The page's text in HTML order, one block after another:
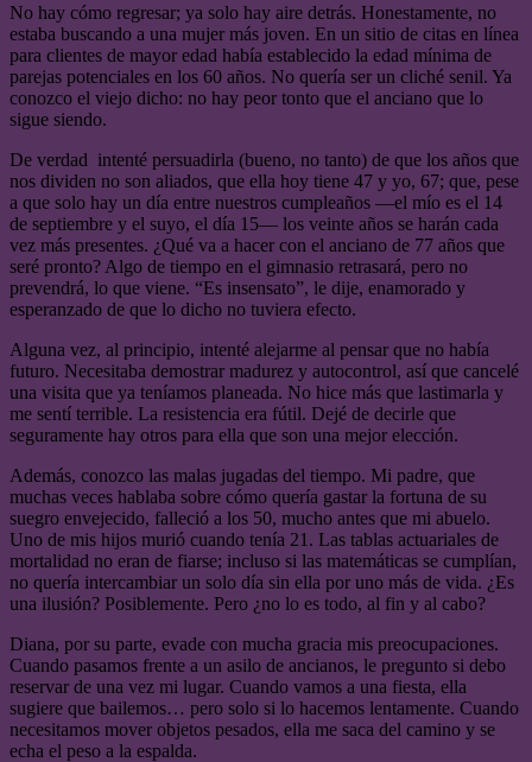
No hay cómo regresar; ya solo hay aire detrás. Honestamente, no
estaba buscando a una mujer más joven. En un sitio de citas en línea
para clientes de mayor edad había establecido la edad mínima de
parejas potenciales en los 60 años. No quería ser un cliché senil. Ya
conozco el viejo dicho: no hay peor tonto que el anciano que lo
sigue siendo.
De verdad intenté persuadirla (bueno, no tanto) de que los años que
nos dividen no son aliados, que ella hoy tiene 47 y yo, 67; que, pese
a que solo hay un día entre nuestros cumpleaños —el mío es el 14
de septiembre y el suyo, el día 15— los veinte años se harán cada
vez más presentes. ¿Qué va a hacer con el anciano de 77 años que
seré pronto? Algo de tiempo en el gimnasio retrasará, pero no
prevendrá, lo que viene. “Es insensato”, le dije, enamorado y
esperanzado de que lo dicho no tuviera efecto.
Alguna vez, al principio, intenté alejarme al pensar que no había
futuro. Necesitaba demostrar madurez y autocontrol, así que cancelé
una visita que ya teníamos planeada. No hice más que lastimarla y
me sentí terrible. La resistencia era fútil. Dejé de decirle que
seguramente hay otros para ella que son una mejor elección.
Además, conozco las malas jugadas del tiempo. Mi padre, que
muchas veces hablaba sobre cómo quería gastar la fortuna de su
suegro envejecido, falleció a los 50, mucho antes que mi abuelo.
Uno de mis hijos murió cuando tenía 21. Las tablas actuariales de
mortalidad no eran de fiarse; incluso si las matemáticas se cumplían,
no quería intercambiar un solo día sin ella por uno más de vida. ¿Es
una ilusión? Posiblemente. Pero ¿no lo es todo, al fin y al cabo?
Diana, por su parte, evade con mucha gracia mis preocupaciones.
Cuando pasamos frente a un asilo de ancianos, le pregunto si debo
reservar de una vez mi lugar. Cuando vamos a una fiesta, ella
sugiere que bailemos… pero solo si lo hacemos lentamente. Cuando
necesitamos mover objetos pesados, ella me saca del camino y se
echa el peso a la espalda.